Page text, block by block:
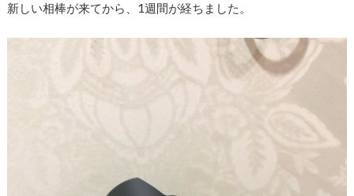
新しい相棒が来てから、1週間が経ちました。